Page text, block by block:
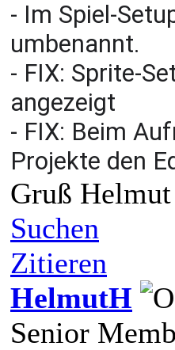
- Im Spiel-
umbenannt.
- FIX: Sprite-
angezeigt
- FIX: Beim
Projekte den
Gruß Helmut
Suchen
Zitieren
HelmutH
Senior